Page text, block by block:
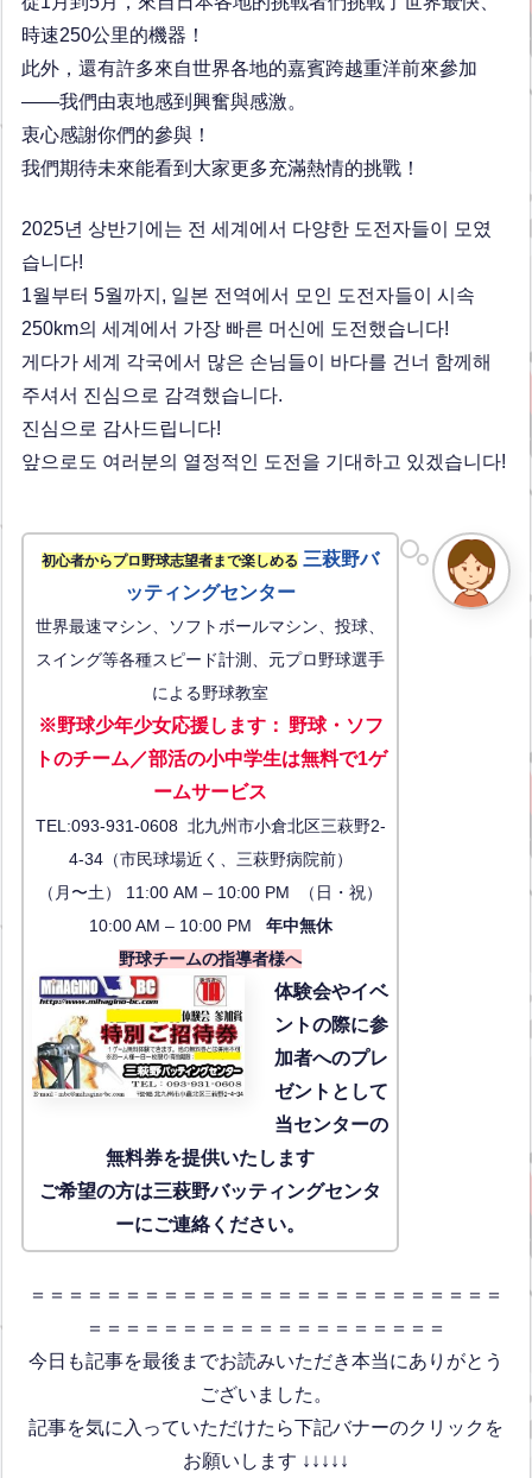
時速250公里的機器！
此外，還有許多來自世界各地的嘉賓跨越重洋前來參加
——我們由衷地感到興奮與感激。
衷心感謝你們的參與！
我們期待未來能看到大家更多充滿熱情的挑戰！
2025년 상반기에는 전 세계에서 다양한 도전자들이 모였
습니다!
1월부터 5월까지, 일본 전역에서 모인 도전자들이 시속
250km의 세계에서 가장 빠른 머신에 도전했습니다!
게다가 세계 각국에서 많은 손님들이 바다를 건너 함께해
주셔서 진심으로 감격했습니다.
진심으로 감사드립니다!
앞으로도 여러분의 열정적인 도전을 기대하고 있겠습니다!
初心者からプロ野球志望者まで楽しめる 三萩野バ
ッティングセンター
世界最速マシン、ソフトボールマシン、投球、
スイング等各種スピード計測、元プロ野球選手
による野球教室
※野球少年少女応援します： 野球・ソフ
トのチーム／部活の小中学生は無料で1ゲ
ームサービス
TEL:093-931-0608 北九州市小倉北区三萩野2-
4-34（市民球場近く、三萩野病院前）
（月〜土） 11:00 AM – 10:00 PM （日・祝）
10:00 AM – 10:00 PM 年中無休
野球チームの指導者様へ
体験会やイベ
ントの際に参
加者へのプレ
ゼントとして
当センターの
無料券を提供いたします
ご希望の方は三萩野バッティングセンタ
ーにご連絡ください。
＝＝＝＝＝＝＝＝＝＝＝＝＝＝＝＝＝＝＝＝＝＝＝＝＝
＝＝＝＝＝＝＝＝＝＝＝＝＝＝＝＝＝＝＝
今日も記事を最後までお読みいただき本当にありがとう
ございました。
記事を気に入っていただけたら下記バナーのクリックを
お願いします ↓↓↓↓↓